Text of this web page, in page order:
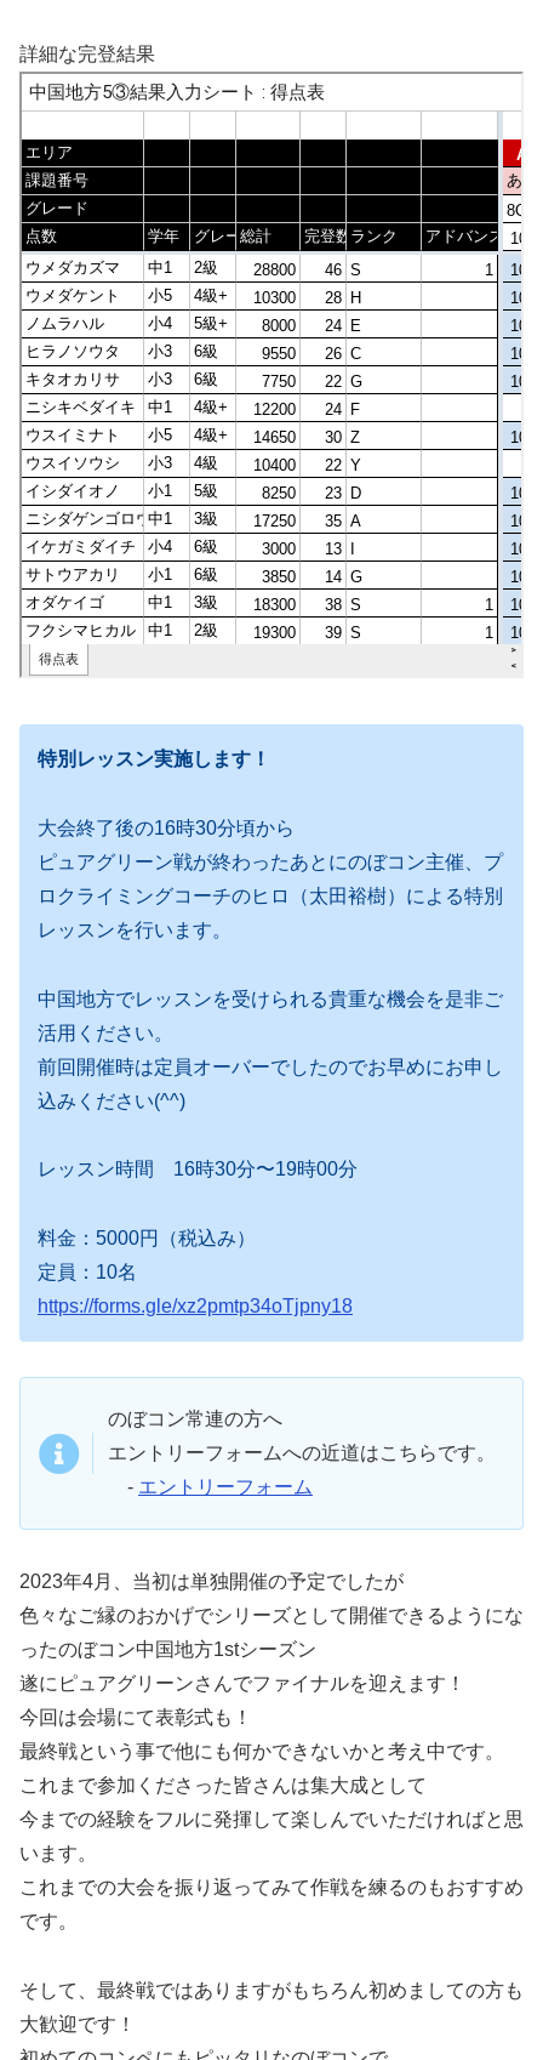
詳細な完登結果
特別レッスン実施します！
大会終了後の16時30分頃から
ピュアグリーン戦が終わったあとにのぼコン主催、プ
ロクライミングコーチのヒロ（太田裕樹）による特別
レッスンを行います。
中国地方でレッスンを受けられる貴重な機会を是非ご
活用ください。
前回開催時は定員オーバーでしたのでお早めにお申し
込みください(^^)
レッスン時間 16時30分〜19時00分
料金：5000円（税込み）
定員：10名
https://forms.gle/xz2pmtp34oTjpny18
のぼコン常連の方へ
エントリーフォームへの近道はこちらです。
- エントリーフォーム
2023年4月、当初は単独開催の予定でしたが
色々なご縁のおかげでシリーズとして開催できるようにな
ったのぼコン中国地方1stシーズン
遂にピュアグリーンさんでファイナルを迎えます！
今回は会場にて表彰式も！
最終戦という事で他にも何かできないかと考え中です。
これまで参加くださった皆さんは集大成として
今までの経験をフルに発揮して楽しんでいただければと思
います。
これまでの大会を振り返ってみて作戦を練るのもおすすめ
です。
そして、最終戦ではありますがもちろん初めましての方も
大歓迎です！